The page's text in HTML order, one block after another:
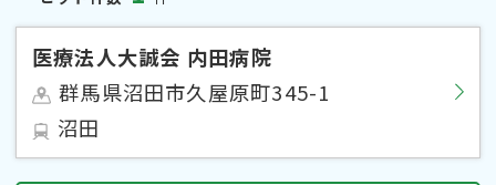
医療法人大誠会 内田病院
群馬県沼田市久屋原町345-1
沼田